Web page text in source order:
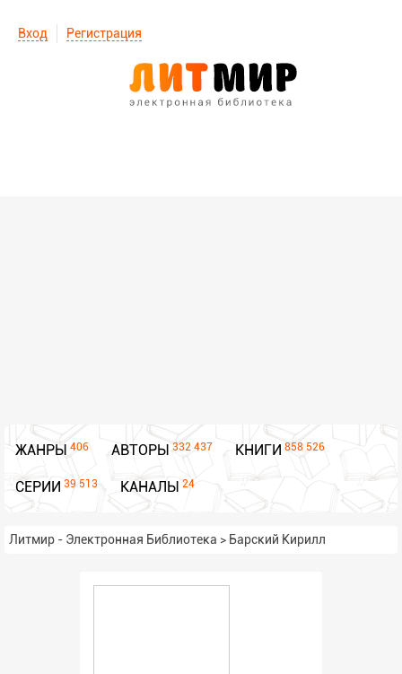
Вход Регистрация
ЖАНРЫ 406 АВТОРЫ 332 437 КНИГИ 858 526
СЕРИИ 39 513 КАНАЛЫ 24
Литмир - Электронная Библиотека > Барский Кирилл